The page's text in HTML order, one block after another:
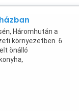
Háromhután a
környezetben. 6
önálló
...